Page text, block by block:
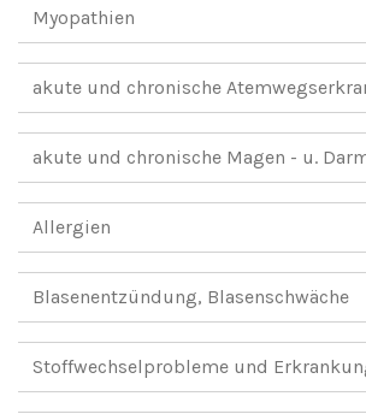
Myopathien
akute und chronische
akute und chronische Magen - u.
Allergien
Blasenentzündung, Blasenschwäche
Stoffwechselprobleme und